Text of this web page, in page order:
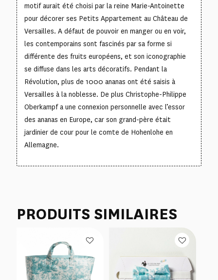
motif aurait été choisi par la reine Marie-Antoinette
pour décorer ses Petits Appartement au Château de
Versailles. A défaut de pouvoir en manger ou en voir,
les contemporains sont fascinés par sa forme si
différente des fruits européens, et son iconographie
se diffuse dans les arts décoratifs. Pendant la
Révolution, plus de 1000 ananas ont été saisis à
Versailles à la noblesse. De plus Christophe-Philippe
Oberkampf a une connexion personnelle avec l’essor
des ananas en Europe, car son grand-père était
jardinier de cour pour le comte de Hohenlohe en
Allemagne.
PRODUITS SIMILAIRES